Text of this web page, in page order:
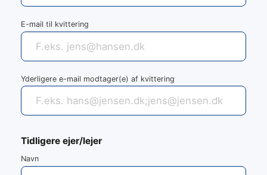
E-mail til kvittering
Yderligere e-mail modtager(e) af kvittering
Tidligere ejer/lejer
Navn